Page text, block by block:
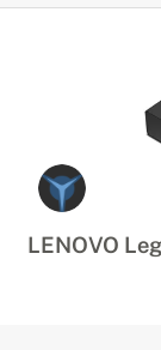
LENOVO